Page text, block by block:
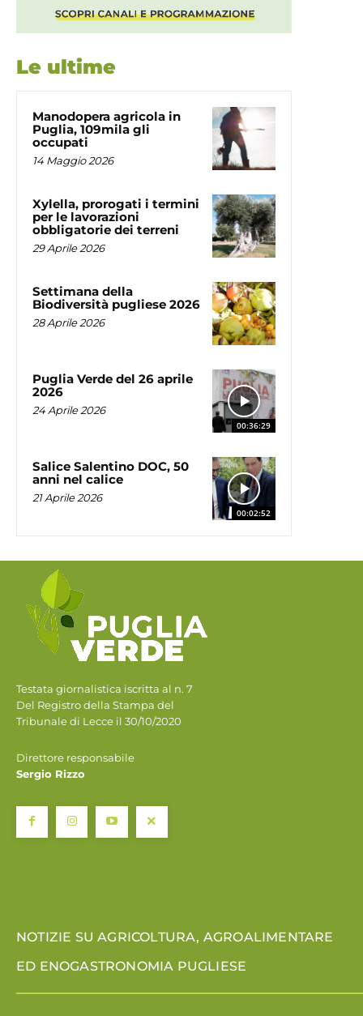
Le ultime
Manodopera agricola in
Puglia, 109mila gli
occupati
14 Maggio 2026
Xylella, prorogati i termini
per le lavorazioni
obbligatorie dei terreni
29 Aprile 2026
Settimana della
Biodiversità pugliese 2026
28 Aprile 2026
00:36:29
Puglia Verde del 26 aprile
2026
24 Aprile 2026
00:02:52
Salice Salentino DOC, 50
anni nel calice
21 Aprile 2026
Testata giornalistica iscritta al n. 7
Del Registro della Stampa del
Tribunale di Lecce il 30/10/2020
Direttore responsabile
Sergio Rizzo
NOTIZIE SU AGRICOLTURA, AGROALIMENTARE
ED ENOGASTRONOMIA PUGLIESE